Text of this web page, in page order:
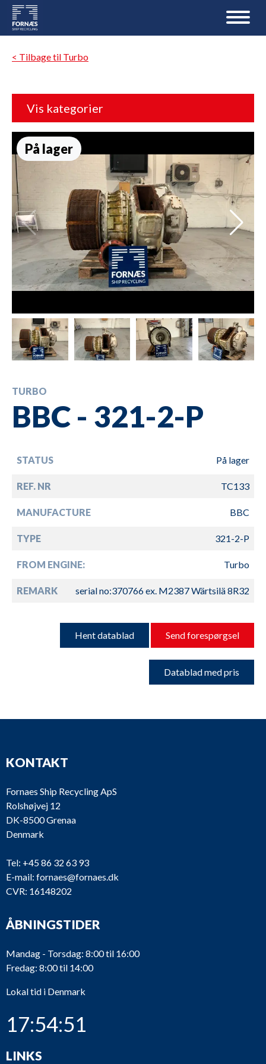
< Tilbage til Turbo
Vis kategorier
På lager
TURBO
BBC - 321-2-P
STATUS På lager
REF. NR TC133
MANUFACTURE BBC
TYPE 321-2-P
FROM ENGINE: Turbo
REMARK serial no:370766 ex. M2387 Wärtsilä 8R32
Hent datablad Send forespørgsel
Datablad med pris
KONTAKT
Fornaes Ship Recycling ApS
Rolshøjvej 12
DK-8500 Grenaa
Denmark
Tel: +45 86 32 63 93
E-mail: fornaes@fornaes.dk
CVR: 16148202
ÅBNINGSTIDER
Mandag - Torsdag: 8:00 til 16:00
Fredag: 8:00 til 14:00
Lokal tid i Denmark
17:54:51
LINKS